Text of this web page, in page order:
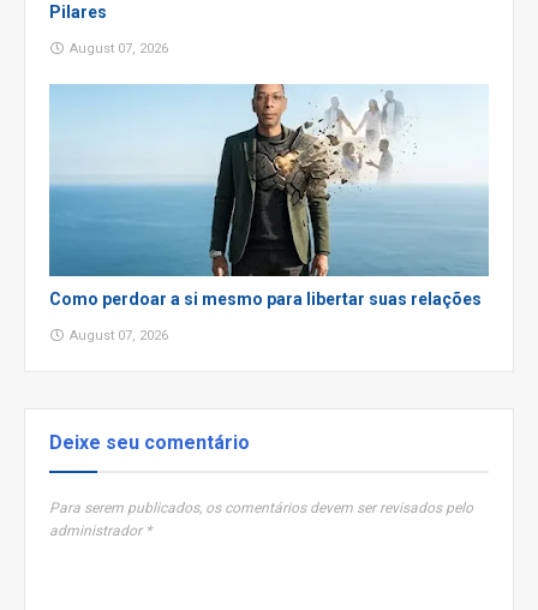
Pilares
August 07, 2026
Como perdoar a si mesmo para libertar suas relações
August 07, 2026
Deixe seu comentário
Para serem publicados, os comentários devem ser revisados pelo
administrador *